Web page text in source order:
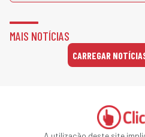
MAIS NOTÍCIAS
CARREGAR